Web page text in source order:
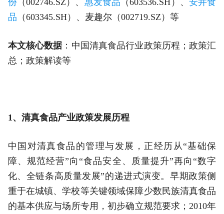
品 （603345.SH）、麦趣尔（002719.SZ）等
本文核心数据：中国清真食品行业政策历程；政策汇
总；政策解读等
1、清真食品产业政策发展历程
中国对清真食品的管理与发展，正经历从“基础保
障、规范经营”向“食品安全、质量提升”再向“数字
化、全链条高质量发展”的递进式演变。早期政策侧
重于在城镇、学校等关键领域保障少数民族清真食品
的基本供应与场所专用，初步确立规范要求；2010年